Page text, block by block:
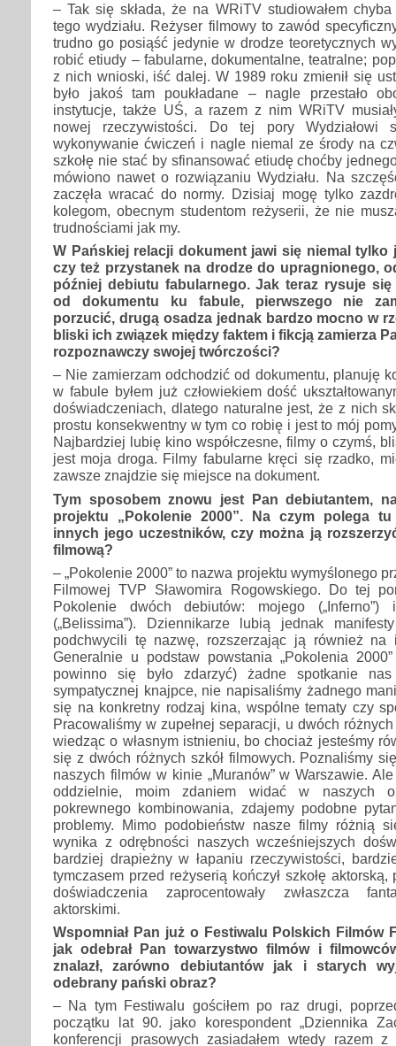
– Tak się składa, że na WRiTV studiowałem
tego wydziału. Reżyser filmowy to zawód
trudno go posiąść jedynie w drodze teoretycznych
robić etiudy – fabularne, dokumentalne, teatralne;
z nich wnioski, iść dalej. W 1989 roku zmienił się
było jakoś tam poukładane – nagle przestało
instytucje, także UŚ, a razem z nim WRiTV
nowej rzeczywistości. Do tej pory Wydziałowi
wykonywanie ćwiczeń i nagle niemal ze środy na
szkołę nie stać by sfinansować etiudę choćby
mówiono nawet o rozwiązaniu Wydziału. Na
zaczęła wracać do normy. Dzisiaj mogę tylko
kolegom, obecnym studentom reżyserii, że nie
trudnościami jak my.
W Pańskiej relacji dokument jawi się niemal tylko
czy też przystanek na drodze do upragnionego,
później debiutu fabularnego. Jak teraz rysuje się
od dokumentu ku fabule, pierwszego nie
porzucić, drugą osadza jednak bardzo mocno w
bliski ich związek między faktem i fikcją zamierza
rozpoznawczy swojej twórczości?
– Nie zamierzam odchodzić od dokumentu, planuję
w fabule byłem już człowiekiem dość
doświadczeniach, dlatego naturalne jest, że z nich
prostu konsekwentny w tym co robię i jest to mój
Najbardziej lubię kino współczesne, filmy o czymś,
jest moja droga. Filmy fabularne kręci się rzadko,
zawsze znajdzie się miejsce na dokument.
Tym sposobem znowu jest Pan debiutantem,
projektu „Pokolenie 2000”. Na czym polega
innych jego uczestników, czy można ją
filmową?
– „Pokolenie 2000” to nazwa projektu wymyślonego
Filmowej TVP Sławomira Rogowskiego. Do tej
Pokolenie dwóch debiutów: mojego („Inferno”)
(„Belissima”). Dziennikarze lubią jednak
podchwycili tę nazwę, rozszerzając ją również na
Generalnie u podstaw powstania „Pokolenia
powinno się było zdarzyć) żadne spotkanie
sympatycznej knajpce, nie napisaliśmy żadnego
się na konkretny rodzaj kina, wspólne tematy czy
Pracowaliśmy w zupełnej separacji, u dwóch
wiedząc o własnym istnieniu, bo chociaż jesteśmy
się z dwóch różnych szkół filmowych. Poznaliśmy
naszych filmów w kinie „Muranów” w Warszawie.
oddzielnie, moim zdaniem widać w naszych
pokrewnego kombinowania, zdajemy podobne
problemy. Mimo podobieństw nasze filmy różnią
wynika z odrębności naszych wcześniejszych
bardziej drapieżny w łapaniu rzeczywistości,
tymczasem przed reżyserią kończył szkołę
doświadczenia zaprocentowały zwłaszcza
aktorskimi.
Wspomniał Pan już o Festiwalu Polskich Filmów
jak odebrał Pan towarzystwo filmów i
znalazł, zarówno debiutantów jak i starych
odebrany pański obraz?
– Na tym Festiwalu gościłem po raz drugi,
początku lat 90. jako korespondent „Dziennika
konferencji prasowych zasiadałem wtedy razem